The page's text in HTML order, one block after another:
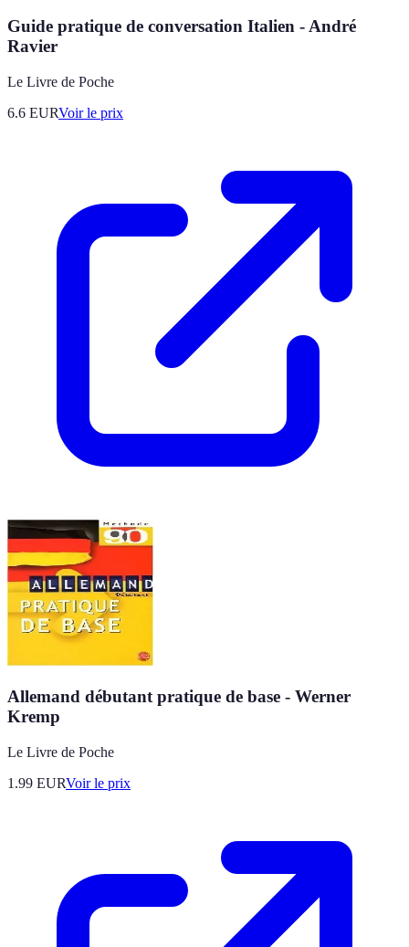
Guide pratique de conversation Italien - André
Ravier
Le Livre de Poche
6.6 EURVoir le prix
Allemand débutant pratique de base - Werner
Kremp
Le Livre de Poche
1.99 EURVoir le prix